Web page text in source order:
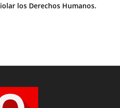
los Derechos Humanos.